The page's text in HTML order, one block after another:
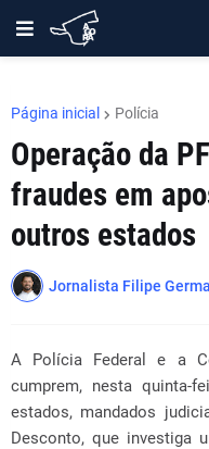
Página inicial Polícia
Operação da
fraudes em
outros estados
Jornalista Filipe
A Polícia Federal e a
cumprem, nesta quinta-
estados, mandados
Desconto, que investiga